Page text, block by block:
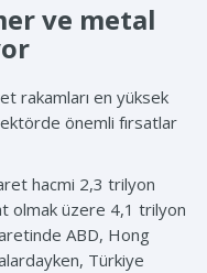
ve metal
rakamları en yüksek
önemli fırsatlar
hacmi 2,3 trilyon
olmak üzere 4,1 trilyon
ABD, Hong
Türkiye